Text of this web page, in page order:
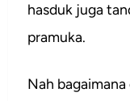
hasduk juga
pramuka.
Nah